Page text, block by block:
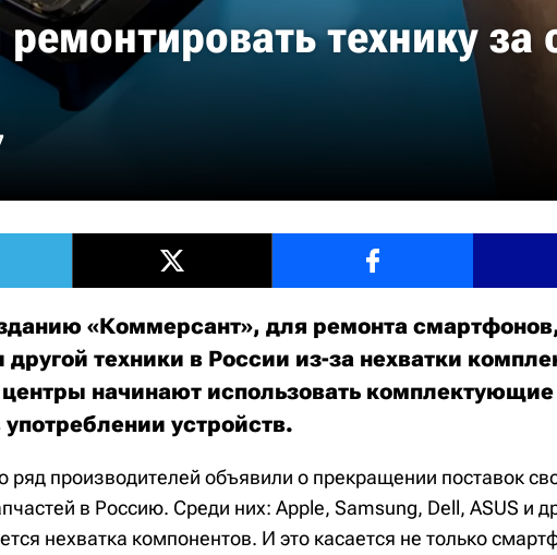
технику за
«Коммерсант», для ремонта смартфонов,
другой техники в России из-за нехватки
начинают использовать комплектующие
устройств.
ряд производителей объявили о прекращении поставок
в Россию. Среди них: Apple, Samsung, Dell, ASUS и
нехватка компонентов. И это касается не только